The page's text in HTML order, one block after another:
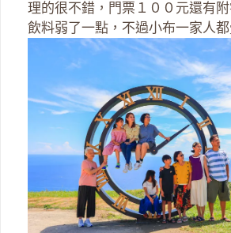
理的很不錯，門票１００元還有
飲料弱了一點，不過小布一家人